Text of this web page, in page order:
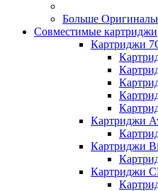
Больше
Совместимые картриджи
Картриджи
Картриджи
Картриджи
Картриджи